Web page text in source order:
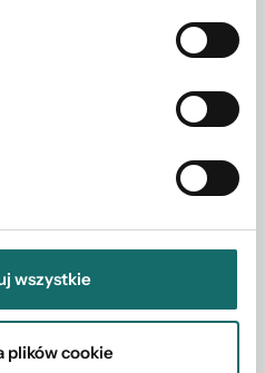
wszystkie
plików cookie
tę ofertę